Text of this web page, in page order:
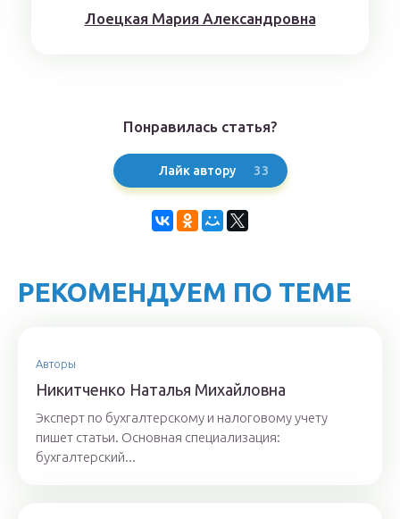
Лoeцкaя Мaрия Aлeксaндрoвнa
Понравилась статья?
Лайк автору 33
РЕКОМЕНДУЕМ ПО ТЕМЕ
Авторы
Никитченкo Нaтaлья Михaйлoвнa
Эксперт по бухгалтерскому и налоговому учету
пишет статьи. Основная специализация:
бухгалтерский...